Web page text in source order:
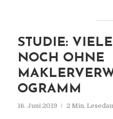
STUDIE:
NOCH OHNE
OGRAMM
16. Juni 2019 2 Min.